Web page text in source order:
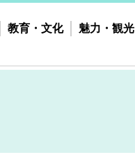
教育・文化 魅力・観光